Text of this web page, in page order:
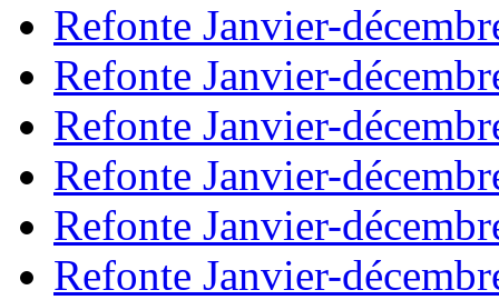
Refonte Janvier-
Refonte Janvier-
Refonte Janvier-
Refonte Janvier-
Refonte Janvier-
Refonte Janvier-